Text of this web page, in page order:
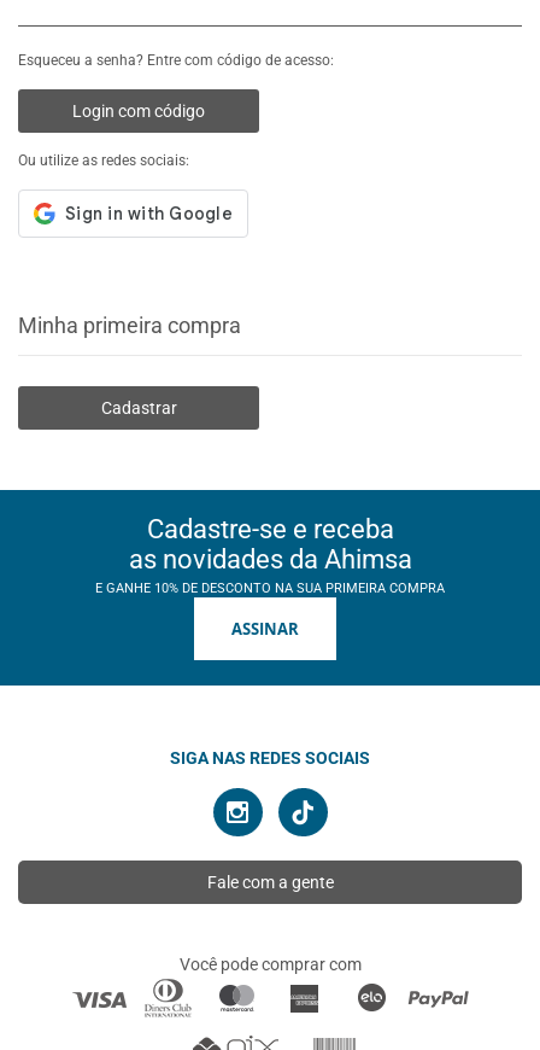
Esqueceu a senha? Entre com código de acesso:
Login com código
Ou utilize as redes sociais:
Minha primeira compra
Cadastrar
Cadastre-se e receba
as novidades da Ahimsa
E GANHE 10% DE DESCONTO NA SUA PRIMEIRA COMPRA
ASSINAR
SIGA NAS REDES SOCIAIS
Fale com a gente
Você pode comprar com